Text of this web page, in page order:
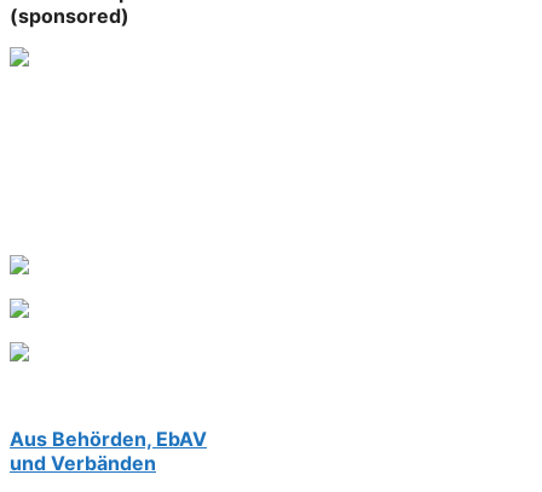
(sponsored)
Aus Behörden, EbAV
und Verbänden